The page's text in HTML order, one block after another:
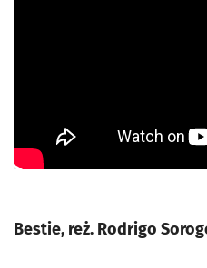
Bestie, reż. Rodrigo